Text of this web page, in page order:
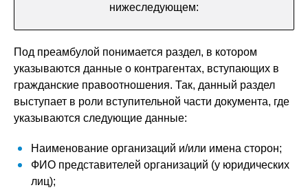
нижеследующем:
Под преамбулой понимается раздел, в котором
указываются данные о контрагентах, вступающих в
гражданские правоотношения. Так, данный раздел
выступает в роли вступительной части документа, где
указываются следующие данные:
Наименование организаций и/или имена сторон;
ФИО представителей организаций (у юридических
лиц);